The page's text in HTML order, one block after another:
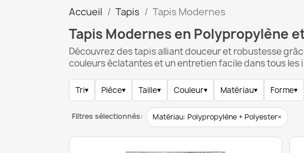
Accueil Tapis Tapis Modernes
Tapis Modernes en Polypropylène
Découvrez des tapis alliant douceur et robustesse
couleurs éclatantes et un entretien facile dans tous les
Tri▾ Pièce▾ Taille▾ Couleur▾ Matériau▾ Forme▾
Filtres sélectionnés: Matériau: Polypropylène + Polyester×